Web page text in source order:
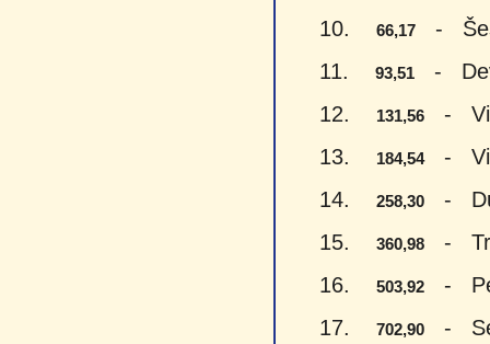
10.
66,17
-
11.
93,51
-
12.
131,56
-
13.
184,54-
14.
258,30
- Du
15.
360,98
-
16.
503,92
-
17.
702,90
-